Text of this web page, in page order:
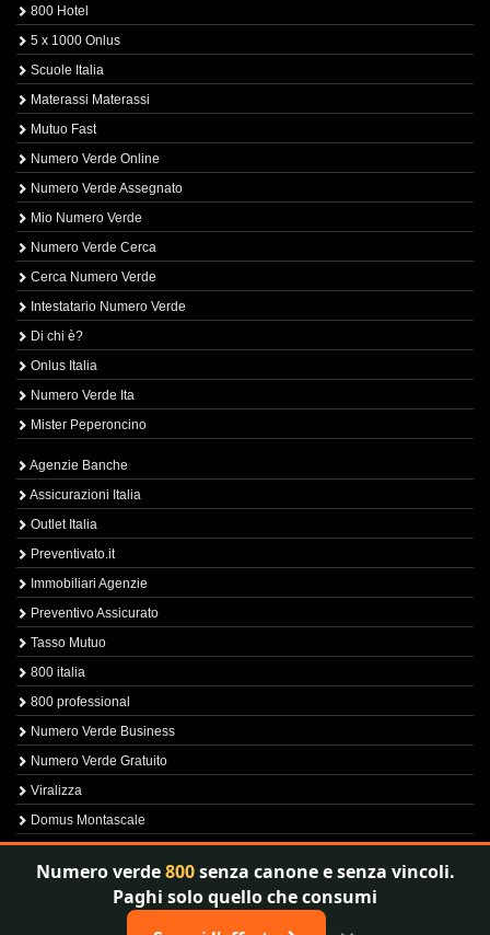
800 Hotel
5 x 1000 Onlus
Scuole Italia
Materassi Materassi
Mutuo Fast
Numero Verde Online
Numero Verde Assegnato
Mio Numero Verde
Numero Verde Cerca
Cerca Numero Verde
Intestatario Numero Verde
Di chi è?
Onlus Italia
Numero Verde Ita
Mister Peperoncino
Agenzie Banche
Assicurazioni Italia
Outlet Italia
Preventivato.it
Immobiliari Agenzie
Preventivo Assicurato
Tasso Mutuo
800 italia
800 professional
Numero Verde Business
Numero Verde Gratuito
Viralizza
Domus Montascale
Sprint800
Verfica Numero Verde
Numero verde800senza canone e senza vincoli.
Paghi solo quello che consumi